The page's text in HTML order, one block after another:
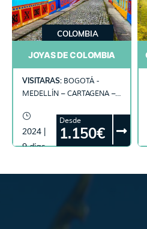
COLOMBIA
JOYAS DE COLOMBIA
VISITARAS: BOGOTÁ -
MEDELLÍN – CARTAGENA –
SAN PEDRO DE MAJAGUA
2024 |
9 días
Desde
1.150€